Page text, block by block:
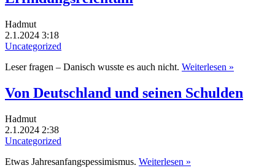
Hadmut
2.1.2024 3:18
Uncategorized
Leser fragen – Danisch wusste es auch nicht. Weiterlesen »
Von Deutschland und seinen Schulden
Hadmut
2.1.2024 2:38
Uncategorized
Etwas Jahresanfangspessimismus. Weiterlesen »